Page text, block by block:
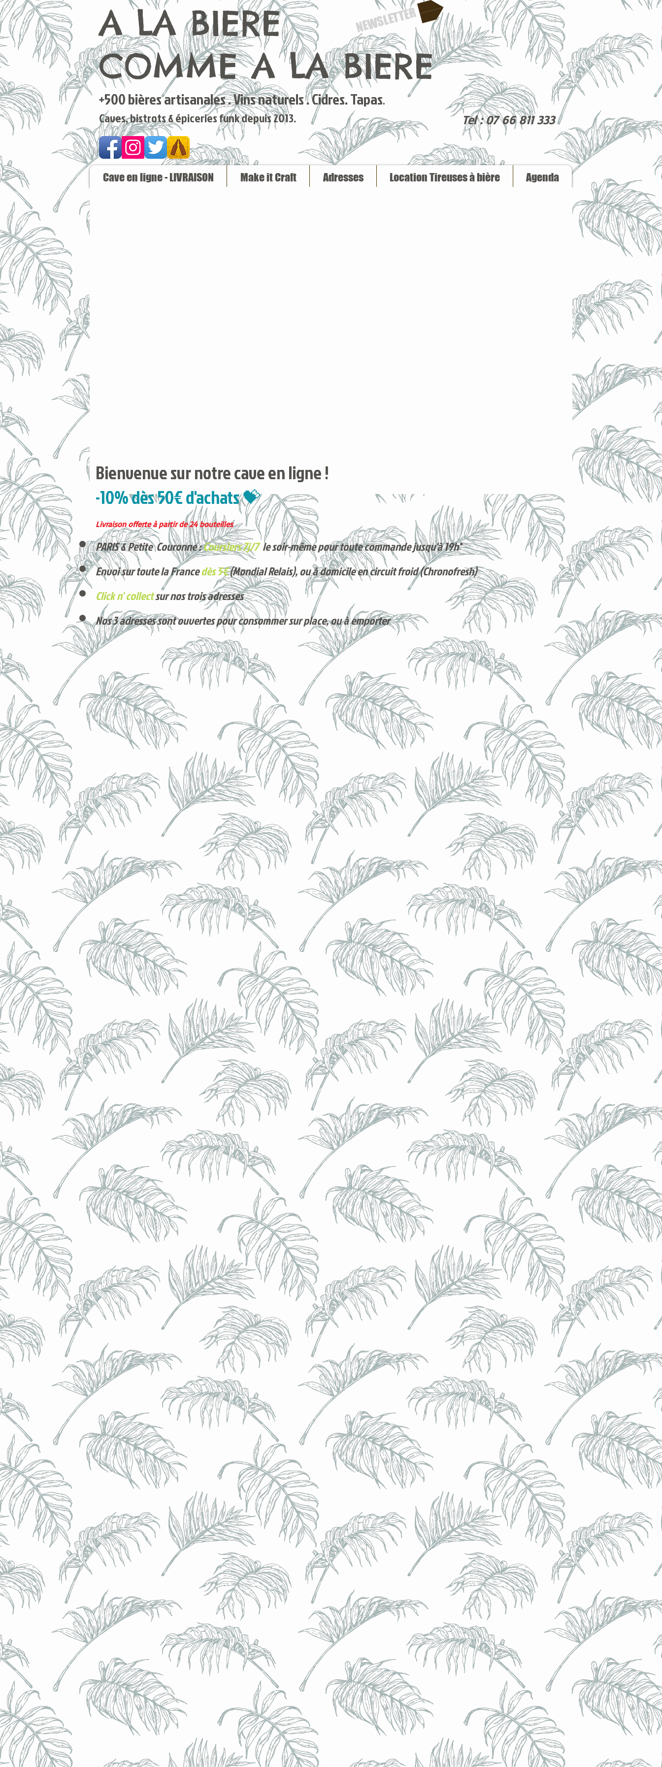
+500 bières artisanales . Vins naturels . Cidres. Tapas.
Caves, bistrots & épiceries funk depuis 2013.
A LA BIERE
COMME A LA BIERE
NEWSLETTER
Tel : 07 66 811 333
Cave en ligne - LIVRAISON Make it Craft Adresses Location Tireuses à bière Agenda
Bienvenue sur notre cave en ligne !
-10% dès 50€ d'achats 💝
Livraison offerte à partir de 24 bouteilles
PARIS & Petite Couronne :Coursiers 7j/7le soir-même pour toute commande jusqu'à 19h*
Envoi sur toute la Francedès 5€(Mondial Relais), ou à domicile en circuit froid (Chronofresh)
Click n' collectsur nos trois adresses
Nos 3 adresses sont ouvertes pour consommer sur place, ou à emporter
Voici nos derniers arrivages !
Produits phares
BRULO (UK) - King For A Day NEIPA - (Sans Alcool) - 0,5% - Canette 33cl
BRULO (UK) - King For A Day NEIPA - (Sans Alcool) - 0,5% - Canette 33cl
Achat immédiat